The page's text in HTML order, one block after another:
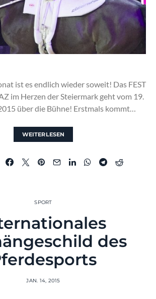
ist es endlich wieder soweit! Das FEST
im Herzen der Steiermark geht vom 19.
über die Bühne! Erstmals kommt…
WEITERLESEN
SPORT
des
JAN. 14, 2015